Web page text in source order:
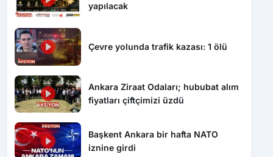
yapılacak
Çevre yolunda trafik kazası: 1 ölü
Ankara Ziraat Odaları; hububat alım
fiyatları çiftçimizi üzdü
Başkent Ankara bir hafta NATO
iznine girdi